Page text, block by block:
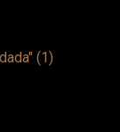
(1)